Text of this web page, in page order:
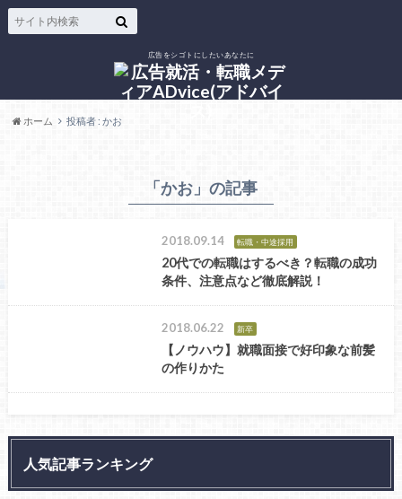
広告をシゴトにしたいあなたに
ホーム 投稿者 : かお
「かお」の記事
2018.09.14 転職・中途採用
20代での転職はするべき？転職の成功
条件、注意点など徹底解説！
2018.06.22 新卒
【ノウハウ】就職面接で好印象な前髪
の作りかた
人気記事ランキング